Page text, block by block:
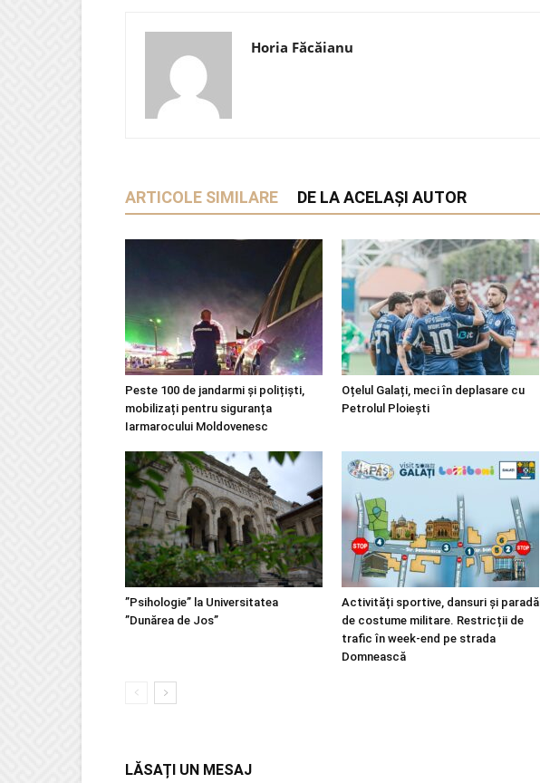
Horia Făcăianu
ARTICOLE SIMILARE DE LA ACELAȘI AUTOR
Peste 100 de jandarmi și polițiști,
mobilizați pentru siguranța
Iarmarocului Moldovenesc
Oțelul Galați, meci în deplasare cu
Petrolul Ploiești
”Psihologie” la Universitatea
”Dunărea de Jos”
Activități sportive, dansuri și paradă
de costume militare. Restricții de
trafic în week-end pe strada
Domnească
LĂSAȚI UN MESAJ